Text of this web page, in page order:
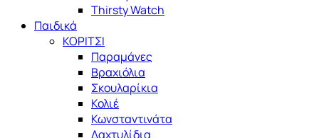
Thirsty Watch
Παιδικά
ΚΟΡΙΤΣΙ
Παραμάνες
Βραχιόλια
Σκουλαρίκια
Κολιέ
Κωνσταντινάτα
Δαχτυλίδια